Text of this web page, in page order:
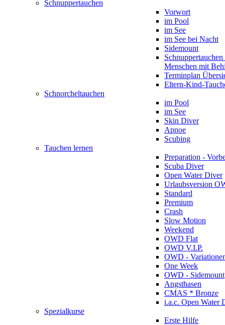
Schnuppertauchen
Vorwort
im Pool
im See
im See bei Nacht
Sidemount
Menschen mit
Terminplan
Eltern-Kind-
Schnorcheltauchen
im Pool
im See
Skin Diver
Apnoe
Scubing
Tauchen lernen
Preparation -
Scuba Diver
Open Water Diver
Urlaubsversion
Standard
Premium
Crash
Slow Motion
Weekend
OWD Flat
OWD V.I.P.
OWD -
One Week
OWD - Sidemount
Angsthasen
CMAS * Bronze
i.a.c. Open Water
Spezialkurse
Erste Hilfe